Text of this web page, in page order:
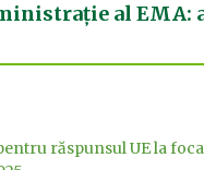
al EMA:
răspunsul UE la